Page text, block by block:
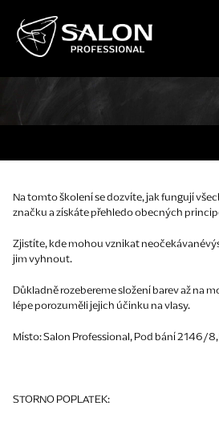
Na tomto školení se dozvíte, jak fungují
značku a získáte přehledo obecných
Zjistíte, kde mohou vznikat
jim vyhnout.
Důkladně rozebereme složení barev až na
lépe porozuměli jejich účinku na vlasy.
Místo: Salon Professional, Pod bání 2146/
STORNO POPLATEK: